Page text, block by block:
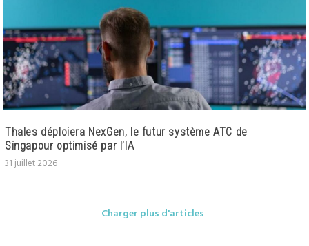
Thales déploiera NexGen, le futur système ATC de
Singapour optimisé par l’IA
31 juillet 2026
Charger plus d'articles